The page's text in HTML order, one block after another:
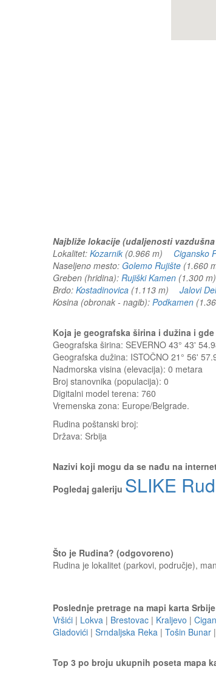
Najbliže lokacije (udaljenosti
Lokalitet: Kozarnik (0.966 m) Cigansko
Naseljeno mesto: Golemo Rujište (1.660
Greben (hridina): Rujiški Kamen (1.300
Brdo: Kostadinovica (1.113 m) Jalovi Del
Kosina (obronak - nagib): Podkamen
Koja je geografska širina i dužina i
Geografska širina: SEVERNO 43° 43'
Geografska dužina: ISTOČNO 21° 56'
Nadmorska visina (elevacija): 0 metara
Broj stanovnika (populacija): 0
Digitalni model terena: 760
Vremenska zona: Europe/Belgrade.
Rudina poštanski broj:
Država: Srbija
Nazivi koji mogu da se nađu na
Pogledaj galeriju SLIKE
Što je Rudina? (odgovoreno)
Rudina je lokalitet (parkovi, područje),
Poslednje pretrage na mapi karta
Vršići | Lokva | Brestovac | Kraljevo |
Gladovići | Srndaljska Reka | Tošin Bunar |
Top 3 po broju ukupnih poseta mapa